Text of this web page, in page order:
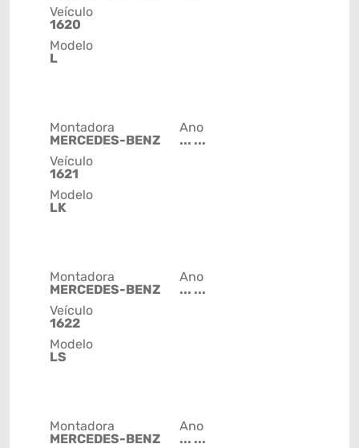
Veículo
1620
Modelo
L
Montadora
MERCEDES-BENZ
Veículo
1621
Modelo
LK
Ano
... ...
Montadora
MERCEDES-BENZ
Veículo
1622
Modelo
LS
Ano
... ...
Montadora
MERCEDES-BENZ
Ano
... ...